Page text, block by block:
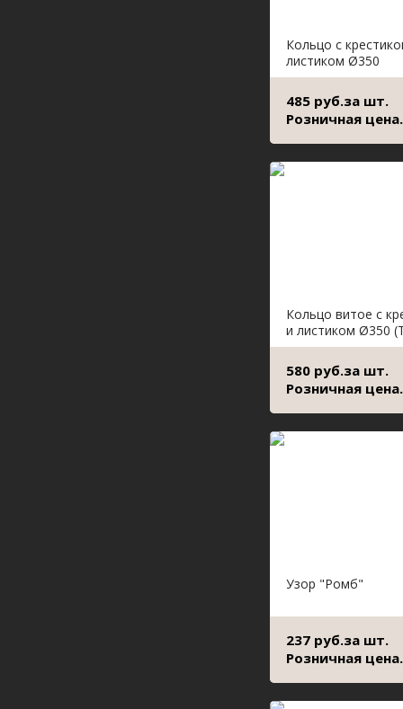
Кольцо с
листиком Ø350
485 руб.за шт.
Розничная цена.
Кольцо витое с
и листиком Ø350
580 руб.за шт.
Розничная цена.
Узор "Ромб"
237 руб.за шт.
Розничная цена.